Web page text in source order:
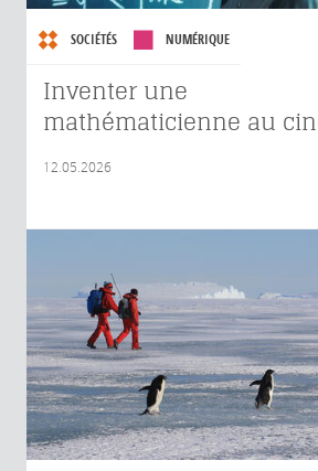
SOCIÉTÉS NUMÉRIQUE
Inventer une
mathématicienne au
12.05.2026